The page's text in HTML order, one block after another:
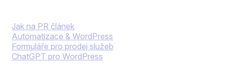
Jak na PR článek
Automatizace & WordPress
Formuláře pro prodej služeb
ChatGPT pro WordPress